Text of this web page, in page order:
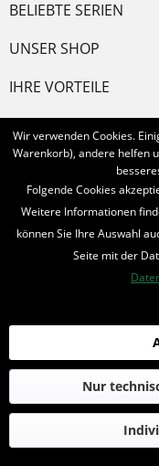
BELIEBTE SERIEN
UNSER SHOP
IHRE VORTEILE
INFORMIERT BLEIBEN
* Alle Preise inkl.
© 2016-2022
die profilschmiede -
Wir verwenden Cookies.
Warenkorb), andere helfen
Folgende Cookies
Weitere Informationen
können Sie Ihre Auswahl
Seite mit der
Nur